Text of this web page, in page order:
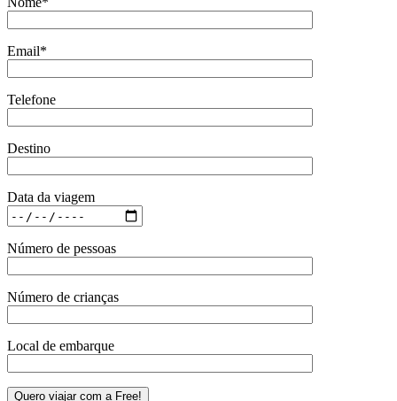
Email*
Telefone
Destino
Data da viagem
Número de pessoas
Número de crianças
Local de embarque